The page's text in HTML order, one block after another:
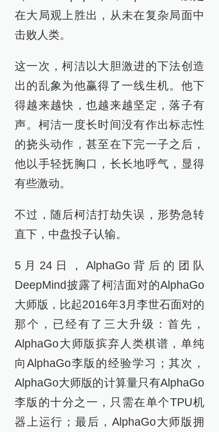
在大局观上胜出，从未在复杂局面中
击败人类。
这一次，柯洁以大胆激进的下法创造
出的乱象为他赢得了一线生机。他下
得越来越快，也越来越坚定，落子有
声。柯洁一度长时间没有作出标志性
的挠头动作，甚至在下完一子之后，
他以手轻抚胸口，长长地呼气，显得
有些激动。
不过，随后柯洁打劫失误，形势急转
直下，中盘投子认输。
5月24日，AlphaGo背后的团队
DeepMind披露了柯洁面对的AlphaGo
大师版，比起2016年3月李世石面对的
那个，已经有了三大升级：首先，
AlphaGo大师版摈弃人类棋谱，单纯
向AlphaGo李版的经验学习；其次，
AlphaGo大师版的计算量只有AlphaGo
李版的十分之一，只需在单个TPU机
器上运行；最后，AlphaGo大师版拥